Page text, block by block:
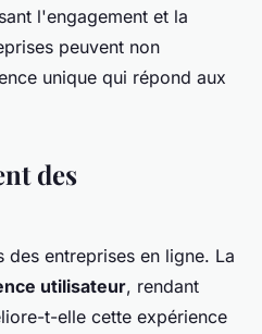
l'engagement et la
peuvent non
unique qui répond aux
des
entreprises en ligne. La
utilisateur, rendant
t-elle cette expérience